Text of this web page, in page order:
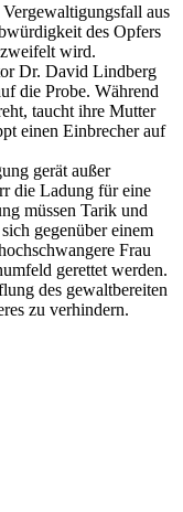
aus
des Opfers
wird.
Dr. David Lindberg
die Probe. Während
taucht ihre Mutter
einen Einbrecher auf
gerät außer
die Ladung für eine
müssen Tarik und
gegenüber einem
Frau
gerettet werden.
des gewaltbereiten
zu verhindern.